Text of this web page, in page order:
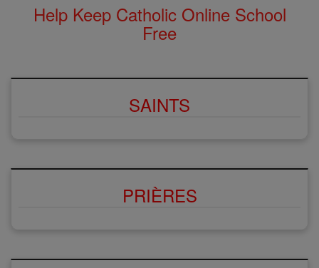
Help Keep Catholic Online School
Free
SAINTS
PRIÈRES